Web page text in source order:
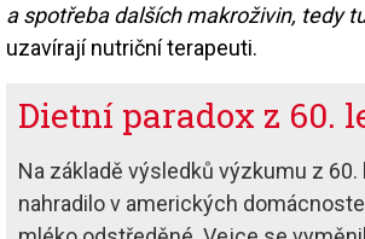
a spotřeba dalších makroživin, tedy
uzavírají nutriční terapeuti.
Dietní paradox z 60.
Na základě výsledků výzkumu z
nahradilo v amerických